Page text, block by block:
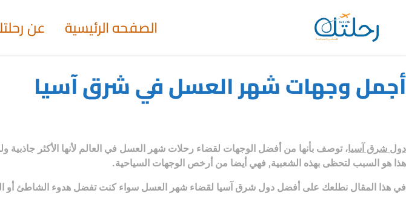
الصفحه الرئيسية عن
أجمل وجهات شهر العسل في شرق آسيا
دول شرق آسيا، توصف بأنها من أفضل الوجهات لقضاء رحلات شهر العسل في العالم لأنها الأكثر جاذبية
هذا هو السبب لتحظى بهذه الشعبية, فهي أيضا من أرخص الوجهات السياحية.
في هذا المقال نطلعك على أفضل دول شرق آسيا لقضاء شهر العسل سواء كنت تفضل هدوء الشاطئ أو